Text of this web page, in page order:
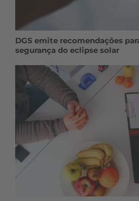
DGS emite recomendações
segurança do eclipse solar